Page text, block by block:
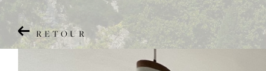
RETOUR